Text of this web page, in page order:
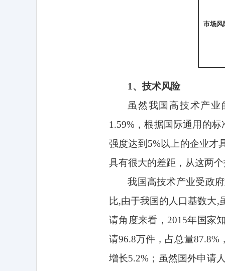
市场风
1 、技术风险
虽然我国高技术产业
1.59% ，根据国际通用的标
强度达到 5%以上的企业才
具有很大的差距，从这两
我国高技术产业受政
比,由于我国的人口基数大,
请角度来看， 2015年国家
请96.8万件，占总量87.8%
增长5.2% ；虽然国外申请